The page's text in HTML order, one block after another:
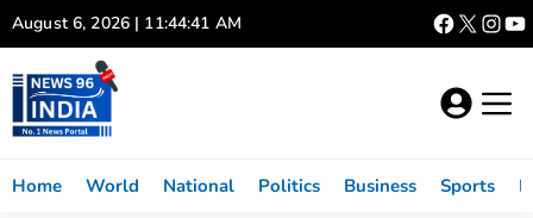
Skip
to
content
August 6, 2026 | 11:44:42 AM
Home World National Politics Business Sports